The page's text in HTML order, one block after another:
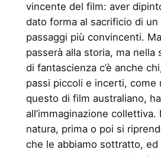
vincente del film: aver
dato forma al sacrificio di
passaggi più convincenti.
passerà alla storia, ma nella
di fantascienza c’è anche
passi piccoli e incerti, come
questo di film australiano,
all’immaginazione collettiva.
natura, prima o poi si
che le abbiamo sottratto, ed